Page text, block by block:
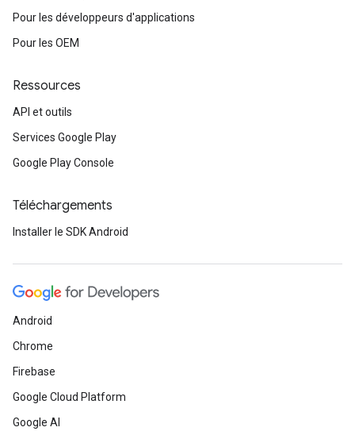
Pour les développeurs d'applications
Pour les OEM
Ressources
API et outils
Services Google Play
Google Play Console
Téléchargements
Installer le SDK Android
Android
Chrome
Firebase
Google Cloud Platform
Google AI